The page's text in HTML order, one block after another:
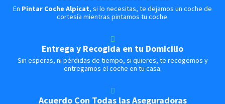
En Pintar Coche Alpicat, si lo necesitas, te dejamos un coche de
cortesía mientras pintamos tu coche.
Entrega y Recogida en tu Domicilio
Sin esperas, ni pérdidas de tiempo, si quieres, te recogemos y
entregamos el coche en tu casa.
Acuerdo Con Todas las Aseguradoras